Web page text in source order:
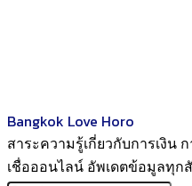
Bangkok Love Horo
สาระความรู้เกี่ยวกับการเงิ
เชื่อออนไลน์ อัพเดตข้อมูลทุก